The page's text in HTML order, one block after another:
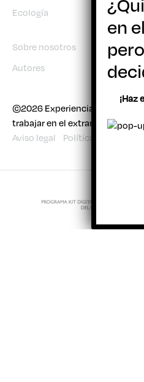
Ecología
Sobre nosotros
Autores
©2026 Experiencia Joven |
trabajar en el extranjero
Aviso legal
Política de cookies
¡Haz